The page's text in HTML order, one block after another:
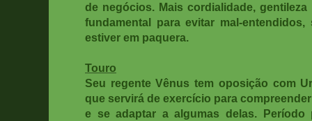
de negócios. Mais cordialidade,
fundamental para evitar mal-
estiver em paquera.
Touro
Seu regente Vênus tem oposição com
que servirá de exercício para
e se adaptar a algumas delas. Período